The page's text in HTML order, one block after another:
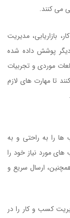
می کنند.
بازاریابی، مدیریت
پوشش داده شده
موردی و تجربیات
تا مهارت های لازم
ها را به راحتی و به
مورد نیاز خود را
ارسال سریع و
کسب و کار را در